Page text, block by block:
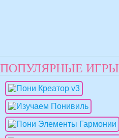
ПОПУЛЯРНЫЕ ИГРЫ